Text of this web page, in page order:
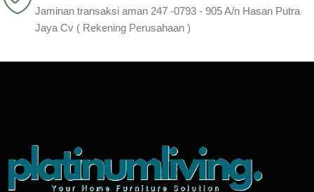
Jaminan transaksi aman 247 -0793 - 905 A/n Hasan Putra
Jaya Cv ( Rekening Perusahaan )